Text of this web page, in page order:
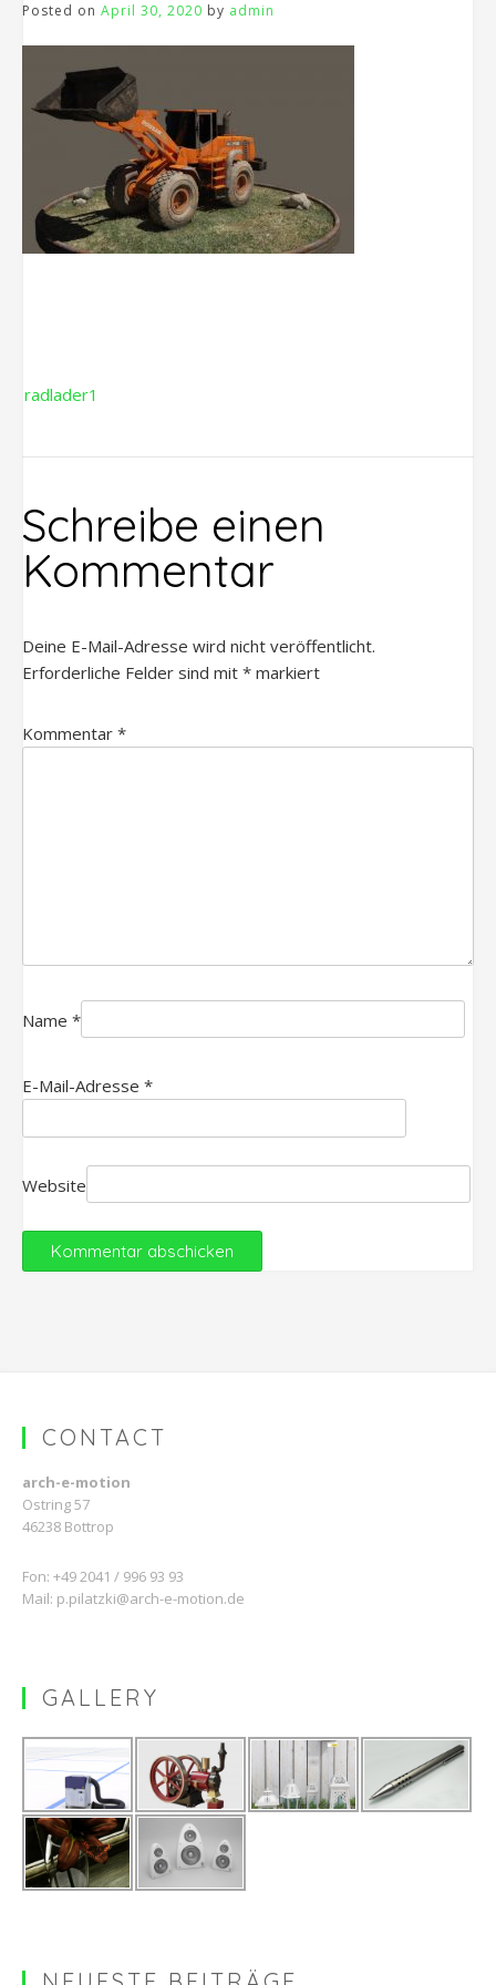
Posted on April 30, 2020 by admin
Beitragsnavigation
radlader1
Schreibe einen
Kommentar
Deine E-Mail-Adresse wird nicht veröffentlicht.
Erforderliche Felder sind mit * markiert
Kommentar *
Name *
E-Mail-Adresse *
Website
CONTACT
arch-e-motion
Ostring 57
46238 Bottrop
Fon: +49 2041 / 996 93 93
Mail: p.pilatzki@arch-e-motion.de
GALLERY